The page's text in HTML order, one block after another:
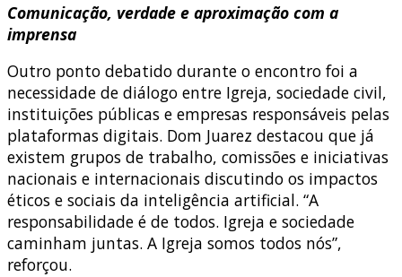
Comunicação, verdade e aproximação com a
imprensa
Outro ponto debatido durante o encontro foi a
necessidade de diálogo entre Igreja, sociedade civil,
instituições públicas e empresas responsáveis pelas
plataformas digitais. Dom Juarez destacou que já
existem grupos de trabalho, comissões e iniciativas
nacionais e internacionais discutindo os impactos
éticos e sociais da inteligência artificial. “A
responsabilidade é de todos. Igreja e sociedade
caminham juntas. A Igreja somos todos nós”,
reforçou.